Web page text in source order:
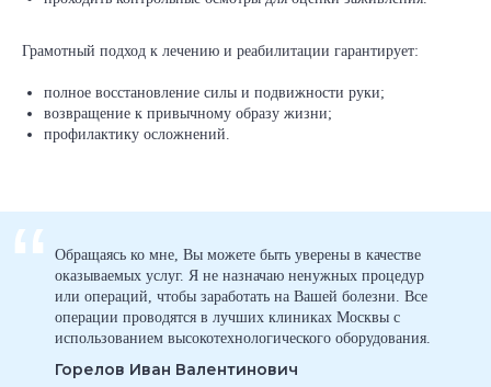
Грамотный подход к лечению и реабилитации гарантирует:
полное восстановление силы и подвижности руки;
возвращение к привычному образу жизни;
профилактику осложнений.
“
Обращаясь ко мне, Вы можете быть уверены в качестве
оказываемых услуг. Я не назначаю ненужных процедур
или операций, чтобы заработать на Вашей болезни. Все
операции проводятся в лучших клиниках Москвы с
использованием высокотехнологического оборудования.
Горелов Иван Валентинович